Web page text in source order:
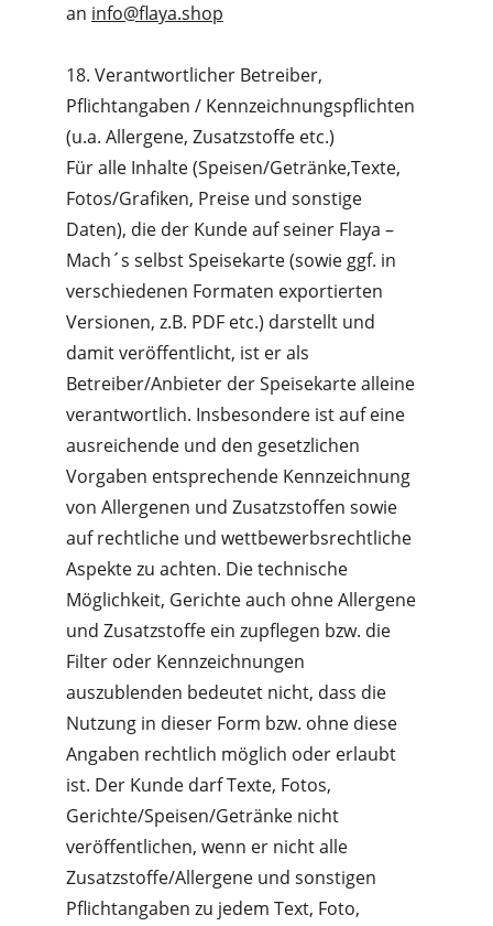
an info@flaya.shop
18. Verantwortlicher Betreiber,
Pflichtangaben / Kennzeichnungspflichten
(u.a. Allergene, Zusatzstoffe etc.)
Für alle Inhalte (Speisen/Getränke,Texte,
Fotos/Grafiken, Preise und sonstige
Daten), die der Kunde auf seiner Flaya –
Mach´s selbst Speisekarte (sowie ggf. in
verschiedenen Formaten exportierten
Versionen, z.B. PDF etc.) darstellt und
damit veröffentlicht, ist er als
Betreiber/Anbieter der Speisekarte alleine
verantwortlich. Insbesondere ist auf eine
ausreichende und den gesetzlichen
Vorgaben entsprechende Kennzeichnung
von Allergenen und Zusatzstoffen sowie
auf rechtliche und wettbewerbsrechtliche
Aspekte zu achten. Die technische
Möglichkeit, Gerichte auch ohne Allergene
und Zusatzstoffe ein zupflegen bzw. die
Filter oder Kennzeichnungen
auszublenden bedeutet nicht, dass die
Nutzung in dieser Form bzw. ohne diese
Angaben rechtlich möglich oder erlaubt
ist. Der Kunde darf Texte, Fotos,
Gerichte/Speisen/Getränke nicht
veröffentlichen, wenn er nicht alle
Zusatzstoffe/Allergene und sonstigen
Pflichtangaben zu jedem Text, Foto,